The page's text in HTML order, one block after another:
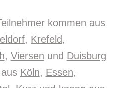
kommen aus
, Krefeld ,
, Viersen und Duisburg
Köln, Essen,